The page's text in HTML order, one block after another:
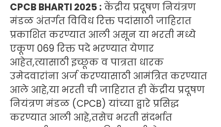
CPCB BHARTI 2025 :केंद्रीय प्रदूषण नियंत्रण
मंडळ अंतर्गत विविध रिक्त पदांसाठी जाहिरात
प्रकाशित करण्यात आली असून या भरती मध्ये
एकूण 069 रिक्त पदे भरण्यात येणार
आहेत,त्यासाठी इच्छूक व पात्रता धारक
उमेदवारांना अर्ज करण्यासाठी आमंत्रित करण्यात
आले आहे,या भरती ची जाहिरात ही केंद्रीय प्रदूषण
नियंत्रण मंडळ (CPCB) यांच्या द्वारे प्रसिद्ध
करण्यात आली आहे,तसेच भरती संदर्भात